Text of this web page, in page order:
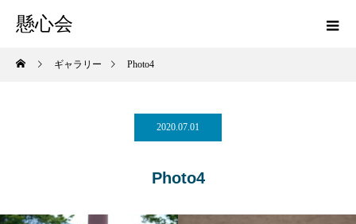
懸心会
ギャラリー Photo4
2020.07.01
Photo4